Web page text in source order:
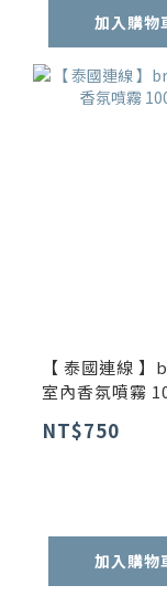
加入購物
【 泰國連線
室內香氛噴霧
NT$750
加入購物